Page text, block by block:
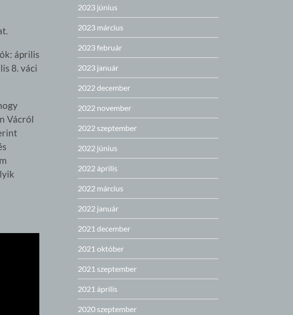
április
8. váci
Vácról
2023 június
2023 március
2023 február
2023 január
2022 december
2022 november
2022 szeptember
2022 június
2022 április
2022 március
2022 január
2021 december
2021 október
2021 szeptember
2021 április
2020 szeptember